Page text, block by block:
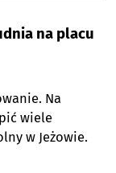
na placu
Na
wiele
w Jeżowie.